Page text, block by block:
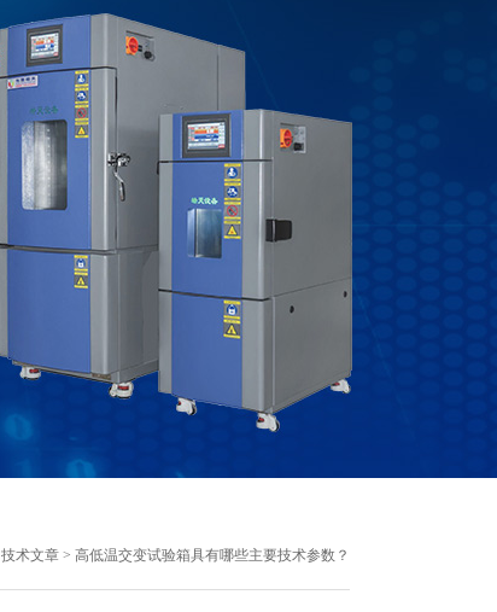
技术文章 > 高低温交变试验箱具有哪些主要技术参数？